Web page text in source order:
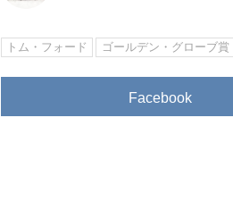
トム・フォード ゴールデン・グローブ賞
Facebook